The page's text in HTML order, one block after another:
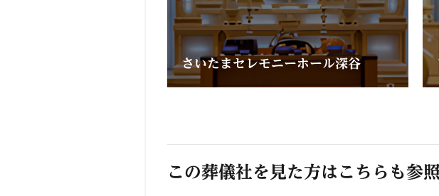
さいたまセレモニーホール深谷
この葬儀社を見た方はこちらも参